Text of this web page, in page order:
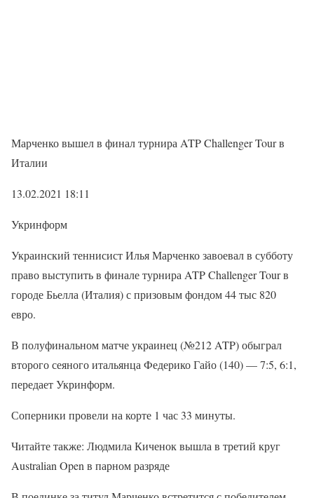
Марченко вышел в финал турнира ATP Challenger Tour в
Италии
13.02.2021 18:11
Укринформ
Украинский теннисист Илья Марченко завоевал в субботу
право выступить в финале турнира ATP Challenger Tour в
городе Бьелла (Италия) с призовым фондом 44 тыс 820
евро.
В полуфинальном матче украинец (№212 ATP) обыграл
второго сеяного итальянца Федерико Гайо (140) — 7:5, 6:1,
передает Укринформ.
Соперники провели на корте 1 час 33 минуты.
Читайте также: Людмила Киченок вышла в третий круг
Australian Open в парном разряде